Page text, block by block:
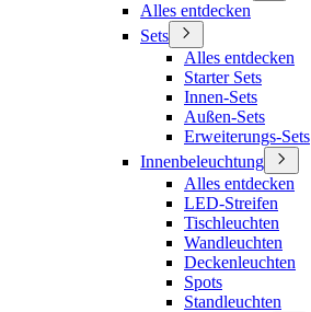
Alles entdecken
Sets
Alles entdecken
Starter Sets
Innen-Sets
Außen-Sets
Erweiterungs-Sets
Innenbeleuchtung
Alles entdecken
LED-Streifen
Tischleuchten
Wandleuchten
Deckenleuchten
Spots
Standleuchten